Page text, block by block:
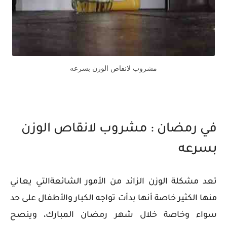
مشروب لانقاص الوزن بسرعه
في رمضان : مشروب لانقاص الوزن
بسرعه
تعد مشكلة الوزن الزائد من الأمور الشائعةالتي يعاني
منها الكثير خاصة أنها بدأت تواجه الكبار والأطفال على حد
سواء وخاصة خلال شهر رمضان المبارك، وينصح